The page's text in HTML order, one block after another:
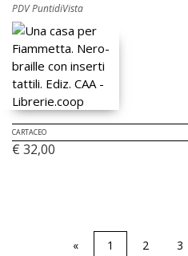
PDV PuntidiVista
CARTACEO
€ 32,00
« 1 2 3